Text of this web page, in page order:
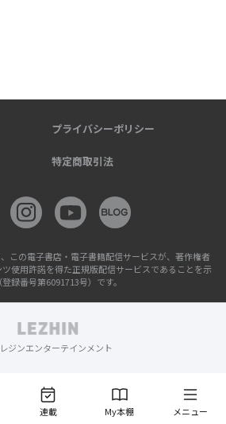
連載 My本棚 メニュー
プライバシーポリシー
特定商取引法
この電子書店・電子書籍配信サービスが、著作権者
使用許諾を得た正規版配信サービスであることを示
録番号第6091713号）です。
ジンエンターテインメント